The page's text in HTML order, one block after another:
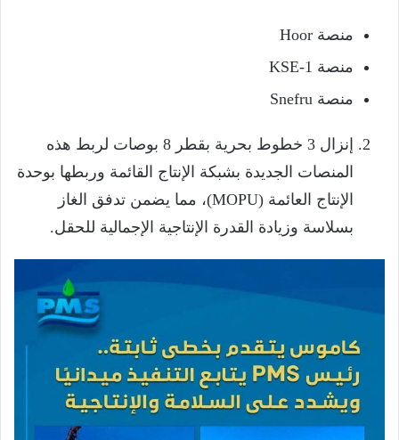
منصة Hoor
منصة KSE-1
منصة Snefru
إنزال 3 خطوط بحرية بقطر 8 بوصات لربط هذه
المنصات الجديدة بشبكة الإنتاج القائمة وربطها بوحدة
الإنتاج العائمة (MOPU)، مما يضمن تدفق الغاز
بسلاسة وزيادة القدرة الإنتاجية الإجمالية للحقل.